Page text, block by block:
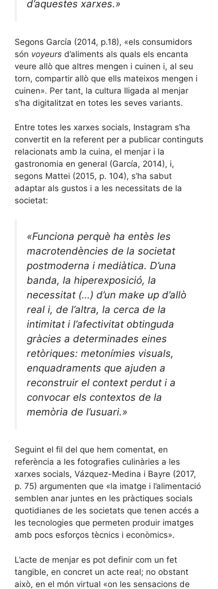
d’aquestes xarxes.»
Segons García (2014, p.18), «els consumidors
són voyeurs d’aliments als quals els encanta
veure allò que altres mengen i cuinen i, al seu
torn, compartir allò que ells mateixos mengen i
cuinen». Per tant, la cultura lligada al menjar
s’ha digitalitzat en totes les seves variants.
Entre totes les xarxes socials, Instagram s’ha
convertit en la referent per a publicar continguts
relacionats amb la cuina, el menjar i la
gastronomia en general (García, 2014), i,
segons Mattei (2015, p. 104), s’ha sabut
adaptar als gustos i a les necessitats de la
societat:
«Funciona perquè ha entès les
macrotendències de la societat
postmoderna i mediàtica. D’una
banda, la hiperexposició, la
necessitat (…) d’un make up d’allò
real i, de l’altra, la cerca de la
intimitat i l’afectivitat obtinguda
gràcies a determinades eines
retòriques: metonímies visuals,
enquadraments que ajuden a
reconstruir el context perdut i a
convocar els contextos de la
memòria de l’usuari.»
Seguint el fil del que hem comentat, en
referència a les fotografies culinàries a les
xarxes socials, Vázquez-Medina i Bayre (2017,
p. 75) argumenten que «la imatge i l’alimentació
semblen anar juntes en les pràctiques socials
quotidianes de les societats que tenen accés a
les tecnologies que permeten produir imatges
amb pocs esforços tècnics i econòmics».
L’acte de menjar es pot definir com un fet
tangible, en concret un acte real; no obstant
això, en el món virtual «on les sensacions de